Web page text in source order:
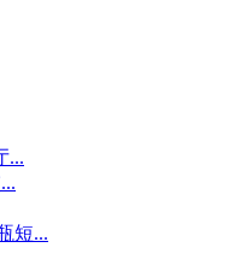
...
短...